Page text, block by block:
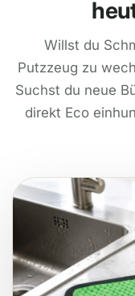
Willst du
Putzzeug zu
Suchst du neue
direkt Eco